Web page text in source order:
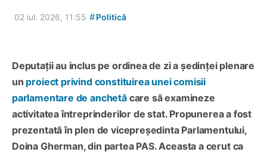
02 iul. 2026, 11:55 #Politică
Deputații au inclus pe ordinea de zi a ședinței plenare
un proiect privind constituirea unei comisii
parlamentare de anchetăcare să examineze
activitatea întreprinderilor de stat. Propunerea a fost
prezentată în plen de vicepreședinta Parlamentului,
Doina Gherman, din partea PAS. Aceasta a cerut ca